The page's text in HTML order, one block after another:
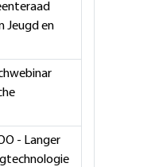
Jeugd en
- Langer